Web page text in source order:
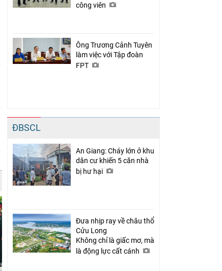
công viên
Ông Trương Cảnh Tuyên
làm việc với Tập đoàn
FPT
ĐBSCL
An Giang: Cháy lớn ở khu
dân cư khiến 5 căn nhà
bị hư hại
Đưa nhịp ray về châu thổ
Cửu Long
Không chỉ là giấc mơ, mà
là động lực cất cánh